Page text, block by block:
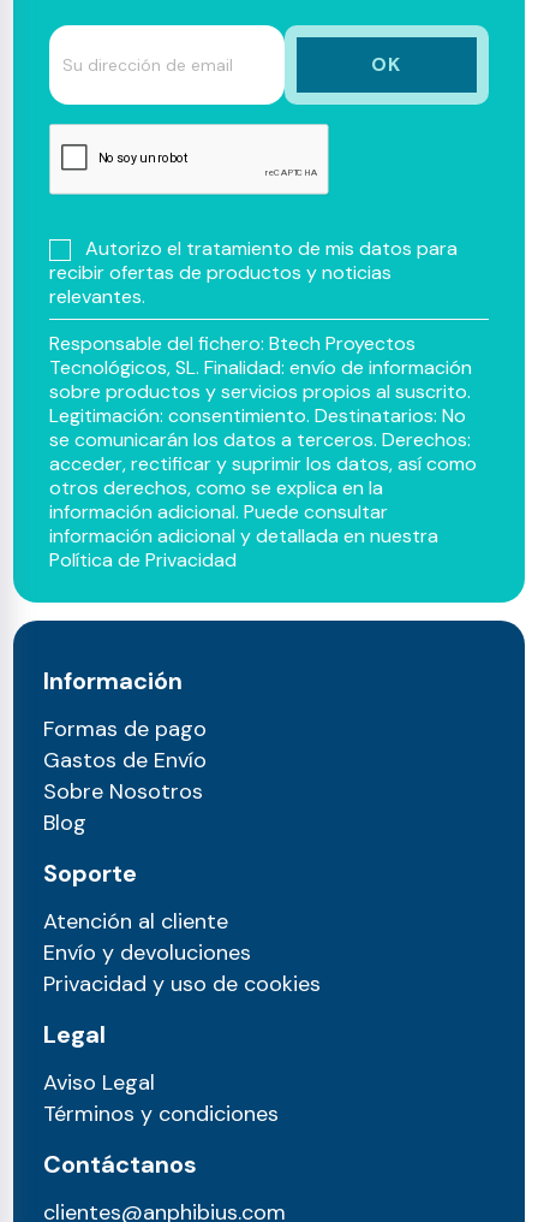
Autorizo el tratamiento de mis datos para
recibir ofertas de productos y noticias
relevantes.
Responsable del fichero: Btech Proyectos
Tecnológicos, SL. Finalidad: envío de información
sobre productos y servicios propios al suscrito.
Legitimación: consentimiento. Destinatarios: No
se comunicarán los datos a terceros. Derechos:
acceder, rectificar y suprimir los datos, así como
otros derechos, como se explica en la
información adicional. Puede consultar
información adicional y detallada en nuestra
Política de Privacidad
Información
Formas de pago
Gastos de Envío
Sobre Nosotros
Blog
Soporte
Atención al cliente
Envío y devoluciones
Privacidad y uso de cookies
Legal
Aviso Legal
Términos y condiciones
Contáctanos
clientes@anphibius.com